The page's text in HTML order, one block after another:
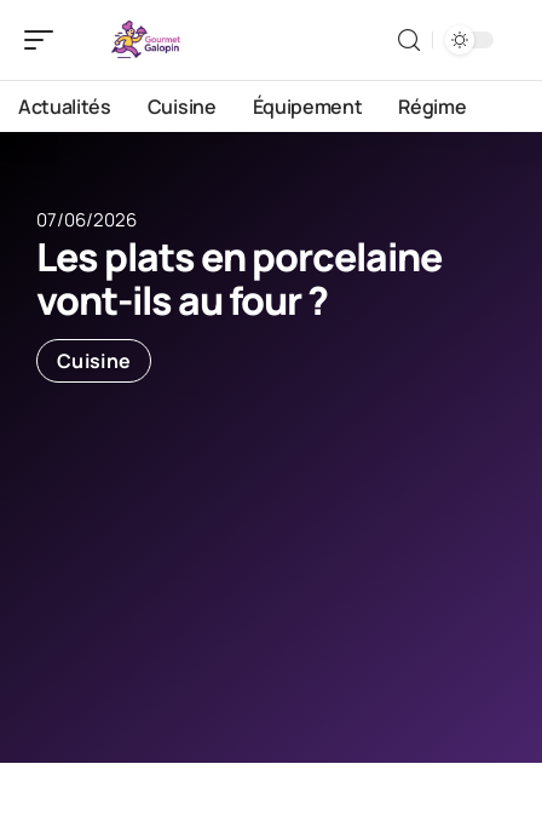
Actualités Cuisine Équipement Régime
07/06/2026
Les plats en porcelaine
vont-ils au four ?
Cuisine